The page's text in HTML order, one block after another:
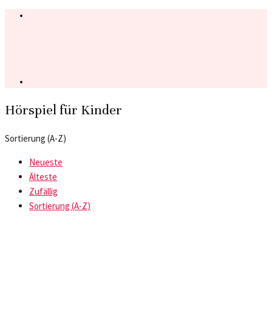
Hörspiel für Kinder
Sortierung (A-Z)
Neueste
Älteste
Zufällig
Sortierung (A-Z)